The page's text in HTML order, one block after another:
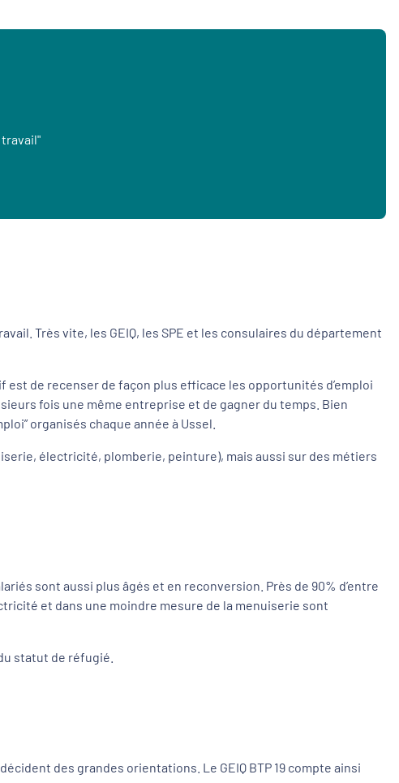
Très vite, les GEIQ, les SPE et les consulaires du département
est de recenser de façon plus efficace les opportunités d’emploi
fois une même entreprise et de gagner du temps. Bien
organisés chaque année à Ussel.
électricité, plomberie, peinture), mais aussi sur des métiers
sont aussi plus âgés et en reconversion. Près de 90% d’entre
et dans une moindre mesure de la menuiserie sont
statut de réfugié.
des grandes orientations. Le GEIQ BTP 19 compte ainsi